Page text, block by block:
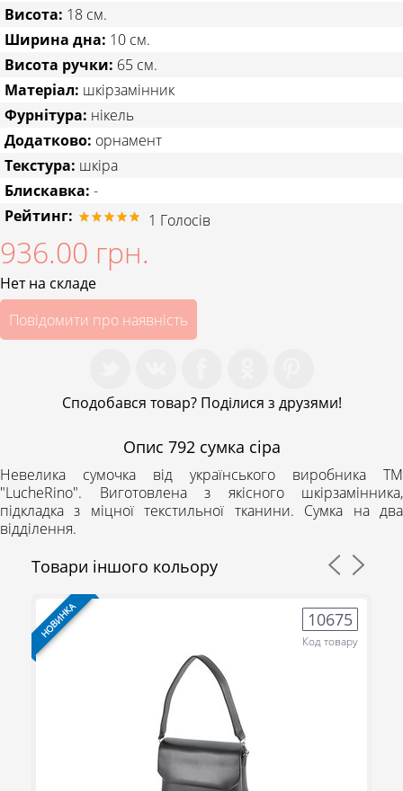
Висота: 18 см.
Ширина дна: 10 см.
Висота ручки: 65 см.
Матеріал: шкірзамінник
Фурнітура: нікель
Додатково: орнамент
Текстура: шкіра
Блискавка: -
Рейтинг:
1 Голосів
936.00 грн.
Нет на складе
Повідомити про наявність
Сподобався товар? Поділися з друзями!
Опис 792 сумка сіра
Невелика сумочка від українського виробника ТМ
"LucheRino". Виготовлена з якісного шкірзамінника,
підкладка з міцної текстильної тканини. Сумка на два
відділення.
Товари іншого кольору
НОВИНКА 10675
Код товару